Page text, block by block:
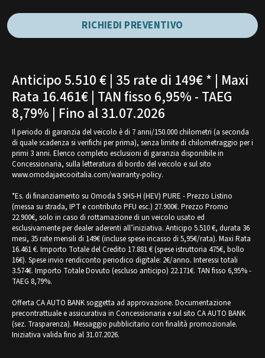
RICHIEDI PREVENTIVO
Anticipo 5.510 € | 35 rate di 149€ * | Maxi
Rata 16.461€ | TAN fisso 6,95% - TAEG
8,79% | Fino al 31.07.2026
Il periodo di garanzia del veicolo è di 7 anni/150.000 chilometri (a seconda
di quale scadenza si verifichi per prima), senza limite di chilometraggio per i
primi 3 anni. Elenco completo esclusioni di garanzia disponibile in
Concessionaria, sulla letteratura di bordo del veicolo e sul sito
www.omodajaecooitalia.com/warranty-policy.
*Es. di finanziamento su Omoda 5 SHS-H (HEV) PURE - Prezzo Listino
(messa su strada, IPT e contributo PFU esc.) 27.900€. Prezzo Promo
22.900€, solo in caso di rottamazione di un veicolo usato ed
esclusivamente per dealer aderenti all’iniziativa. Anticipo 5.510 €, durata 36
mesi, 35 rate mensili di 149€ (incluse spese incasso di 5,95€/rata). Maxi Rata
16.461 €. Importo Totale del Credito 17.881 € (spese istruttoria 475€, bollo
16€). Spese invio rendiconto periodico digitale: 2€/anno. Interessi totali
3.574€. Importo Totale Dovuto (escluso anticipo) 22.171€. TAN fisso 6,95% -
TAEG 8,79%.
Offerta CA AUTO BANK soggetta ad approvazione. Documentazione
precontrattuale e assicurativa in Concessionaria e sul sito CA AUTO BANK
(sez. Trasparenza). Messaggio pubblicitario con finalità promozionale.
Iniziativa valida fino al 31.07.2026.